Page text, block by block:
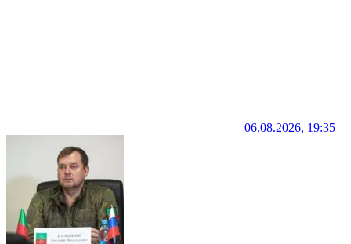
06.08.2026, 19:35